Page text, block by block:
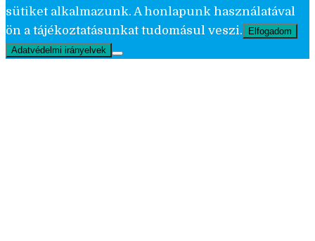
sütiket alkalmazunk. A honlapunk használatával
ön a tájékoztatásunkat tudomásul veszi.
Elfogadom
Adatvédelmi irányelvek